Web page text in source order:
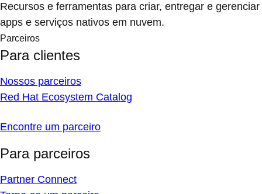
Recursos e ferramentas para criar, entregar e gerenciar
apps e serviços nativos em nuvem.
Parceiros
Para clientes
Nossos parceiros
Red Hat Ecosystem Catalog
Encontre um parceiro
Para parceiros
Partner Connect